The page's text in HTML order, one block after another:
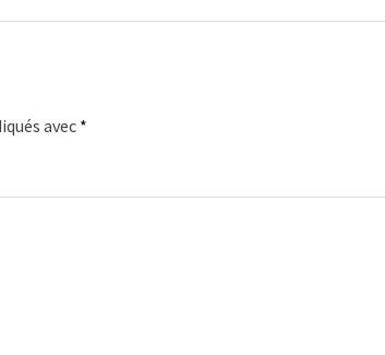
avec*